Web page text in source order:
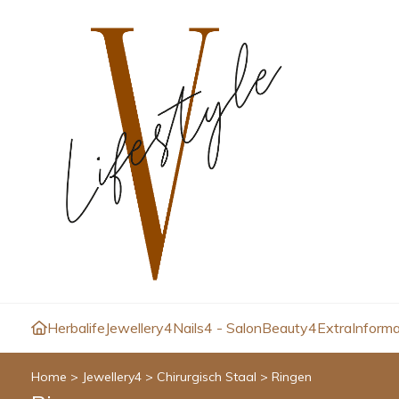
HerbalifeJewellery4Nails4 - SalonBeauty4Extra
Home > Jewellery4 > Chirurgisch Staal > Ringen